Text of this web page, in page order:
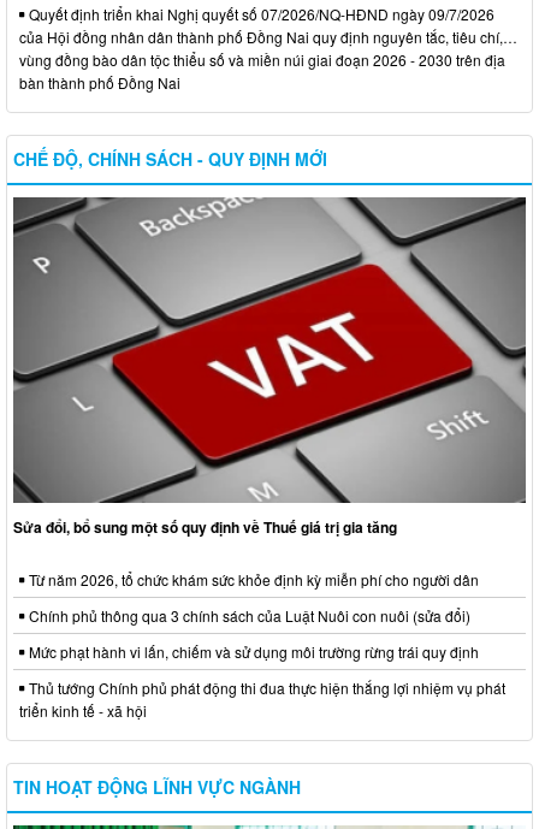
Quyết định triển khai Nghị quyết số 07/2026/NQ-HĐND ngày 09/7/2026
của Hội đồng nhân dân thành phố Đồng Nai quy định nguyên tắc, tiêu chí,…
vùng đồng bào dân tộc thiểu số và miền núi giai đoạn 2026 - 2030 trên địa
bàn thành phố Đồng Nai
CHẾ ĐỘ, CHÍNH SÁCH - QUY ĐỊNH MỚI
Sửa đổi, bổ sung một số quy định về Thuế giá trị gia tăng
Từ năm 2026, tổ chức khám sức khỏe định kỳ miễn phí cho người dân
Chính phủ thông qua 3 chính sách của Luật Nuôi con nuôi (sửa đổi)
Mức phạt hành vi lấn, chiếm và sử dụng môi trường rừng trái quy định
Thủ tướng Chính phủ phát động thi đua thực hiện thắng lợi nhiệm vụ phát
triển kinh tế - xã hội
TIN HOẠT ĐỘNG LĨNH VỰC NGÀNH